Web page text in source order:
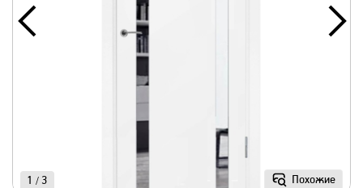
Похожие
1 / 3